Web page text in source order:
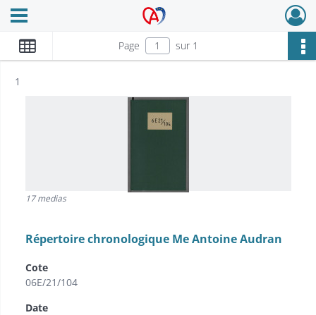
Archives Alsace - Colmar
Ouvrir le menu déroulant
Page sur 1
Résultat n°
1
17 medias
Répertoire chronologique Me Antoine Audran
Cote
06E/21/104
Date